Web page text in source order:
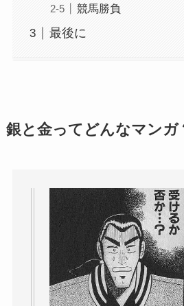
競馬勝負
最後に
銀と金ってどんなマンガ